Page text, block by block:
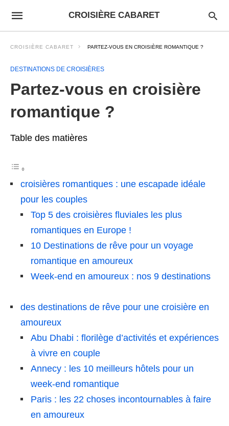
CROISIÈRE CABARET
CROISIÈRE CABARET PARTEZ-VOUS EN CROISIÈRE ROMANTIQUE ?
DESTINATIONS DE CROISIÈRES
Partez-vous en croisière
romantique ?
Table des matières
croisières romantiques : une escapade idéale
pour les couples
Top 5 des croisières fluviales les plus
romantiques en Europe !
10 Destinations de rêve pour un voyage
romantique en amoureux
Week-end en amoureux : nos 9 destinations
des destinations de rêve pour une croisière en
amoureux
Abu Dhabi : florilège d’activités et expériences
à vivre en couple
Annecy : les 10 meilleurs hôtels pour un
week-end romantique
Paris : les 22 choses incontournables à faire
en amoureux